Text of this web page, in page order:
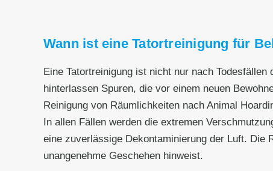
Wann ist eine Tatortreinigung für
Eine Tatortreinigung ist nicht nur nach
hinterlassen Spuren, die vor einem neuen
Reinigung von Räumlichkeiten nach Animal
In allen Fällen werden die extremen
eine zuverlässige Dekontaminierung der Luft. Die
unangenehme Geschehen hinweist.